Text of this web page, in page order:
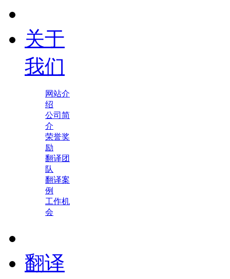
关于
我们
网站介
绍
公司简
介
荣誉奖
励
翻译团
队
翻译案
例
工作机
会
翻译